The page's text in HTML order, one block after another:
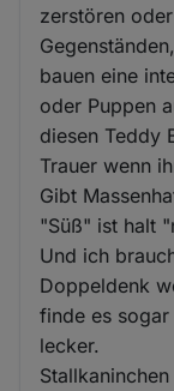
zerstören
bauen eine
oder Puppen
diesen Teddy
Trauer wenn
Gibt
"Süß" ist halt
Und ich
Doppeldenk
finde es
lecker.